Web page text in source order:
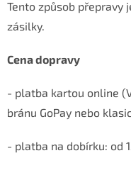
Tento způsob přepravy
zásilky.
Cena dopravy
- platba kartou online
bránu GoPay nebo
- platba na dobírku: od